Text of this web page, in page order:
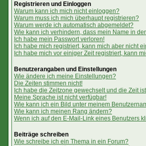
Registrieren und Einloggen
Warum kann ich mich nicht einloggen?
Warum muss ich mich überhaupt registrieren?
Warum werde ich automatisch abgemeldet?
Wie kann ich verhindern, dass mein Name in
Ich habe mein Passwort verloren!
Ich habe mich registriert, kann mich aber nicht
Ich habe mich vor einiger Zeit registriert, kann
Benutzerangaben und Einstellungen
Wie ändere ich meine Einstellungen?
Die Zeiten stimmen nicht!
Ich habe die Zeitzone gewechselt und die Zeit
Meine Sprache ist nicht verfügbar!
Wie kann ich ein Bild unter meinem
Wie kann ich meinen Rang ändern?
Wenn ich auf den E-Mail-Link eines Benutzers
Beiträge schreiben
Wie schreibe ich ein Thema in ein Forum?